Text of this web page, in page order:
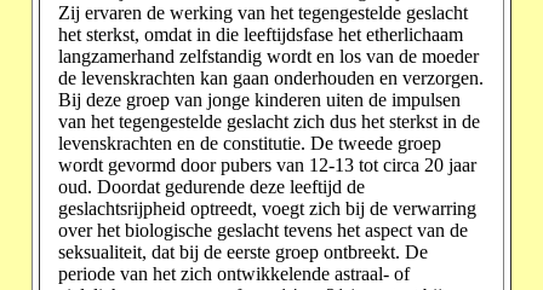
Zij ervaren de werking van het tegengestelde geslacht
het sterkst, omdat in die leeftijdsfase het etherlichaam
langzamerhand zelfstandig wordt en los van de moeder
de levenskrachten kan gaan onderhouden en verzorgen.
Bij deze groep van jonge kinderen uiten de impulsen
van het tegengestelde geslacht zich dus het sterkst in de
levenskrachten en de constitutie. De tweede groep
wordt gevormd door pubers van 12-13 tot circa 20 jaar
oud. Doordat gedurende deze leeftijd de
geslachtsrijpheid optreedt, voegt zich bij de verwarring
over het biologische geslacht tevens het aspect van de
seksualiteit, dat bij de eerste groep ontbreekt. De
periode van het zich ontwikkelende astraal- of